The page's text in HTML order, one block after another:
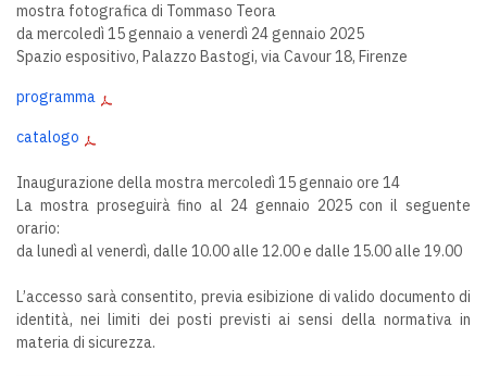
mostra fotografica di Tommaso Teora
da mercoledì 15 gennaio a venerdì 24 gennaio 2025
Spazio espositivo, Palazzo Bastogi, via Cavour 18, Firenze
programma
catalogo
Inaugurazione della mostra mercoledì 15 gennaio ore 14
La mostra proseguirà fino al 24 gennaio 2025 con il seguente
orario:
da lunedì al venerdì, dalle 10.00 alle 12.00 e dalle 15.00 alle 19.00
L’accesso sarà consentito, previa esibizione di valido documento di
identità, nei limiti dei posti previsti ai sensi della normativa in
materia di sicurezza.